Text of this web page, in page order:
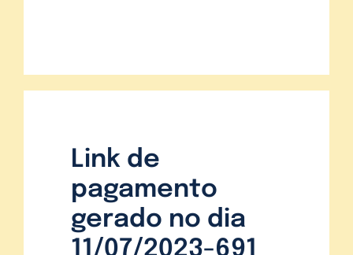
Link de
pagamento
gerado no dia